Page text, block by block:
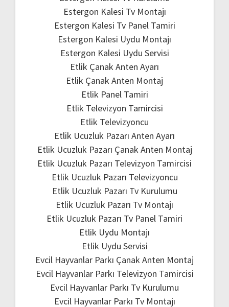
Estergon Kalesi Tv Montajı
Estergon Kalesi Tv Panel Tamiri
Estergon Kalesi Uydu Montajı
Estergon Kalesi Uydu Servisi
Etlik Çanak Anten Ayarı
Etlik Çanak Anten Montaj
Etlik Panel Tamiri
Etlik Televizyon Tamircisi
Etlik Televizyoncu
Etlik Ucuzluk Pazarı Anten Ayarı
Etlik Ucuzluk Pazarı Çanak Anten Montaj
Etlik Ucuzluk Pazarı Televizyon Tamircisi
Etlik Ucuzluk Pazarı Televizyoncu
Etlik Ucuzluk Pazarı Tv Kurulumu
Etlik Ucuzluk Pazarı Tv Montajı
Etlik Ucuzluk Pazarı Tv Panel Tamiri
Etlik Uydu Montajı
Etlik Uydu Servisi
Evcil Hayvanlar Parkı Çanak Anten Montaj
Evcil Hayvanlar Parkı Televizyon Tamircisi
Evcil Hayvanlar Parkı Tv Kurulumu
Evcil Hayvanlar Parkı Tv Montajı